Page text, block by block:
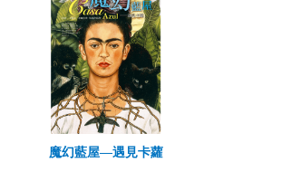
魔幻藍屋—遇見卡蘿